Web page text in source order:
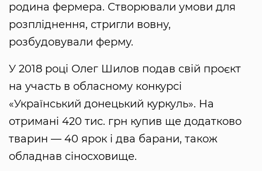
родина фермера. Створювали умови для
розпліднення, стригли вовну,
розбудовували ферму.
У 2018 році Олег Шилов подав свій проєкт
на участь в обласному конкурсі
«Український донецький куркуль». На
отримані 420 тис. грн купив ще додатково
тварин — 40 ярок і два барани, також
обладнав сіносховище.